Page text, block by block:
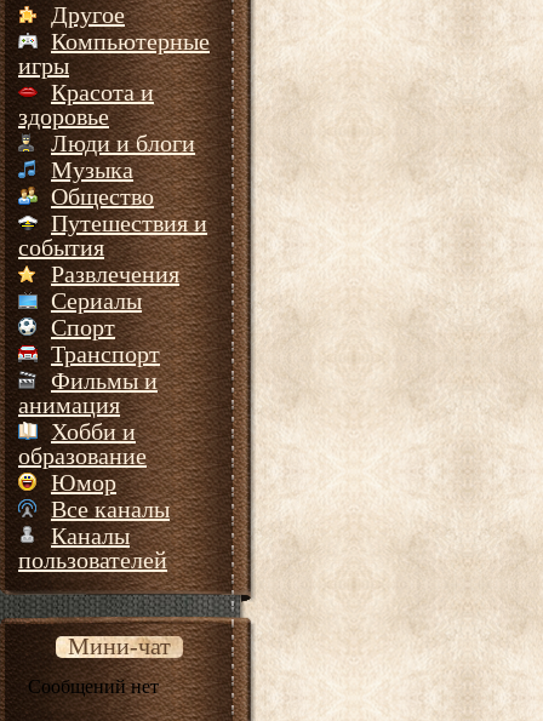
Другое
Компьютерные
игры
Красота и
здоровье
Люди и блоги
Музыка
Общество
Путешествия и
события
Развлечения
Сериалы
Спорт
Транспорт
Фильмы и
анимация
Хобби и
образование
Юмор
Все каналы
Каналы
пользователей
Мини-чат